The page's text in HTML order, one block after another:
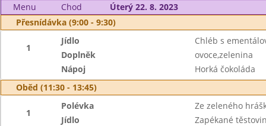
Menu
Chod
Úterý 22. 8. 2023
Přesnídávka (9:00 - 9:30)
1
Jídlo
Chléb s
Doplněk
ovoce,zelenina
Nápoj
Horká čokoláda
Oběd (11:30 - 13:45)
1
Polévka
Ze zeleného
Jídlo
Zapékané